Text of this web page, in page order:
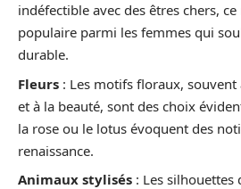
indéfectible avec des êtres chers,
populaire parmi les femmes qui
durable.
Fleurs : Les motifs floraux, souvent
et à la beauté, sont des choix
la rose ou le lotus évoquent des
renaissance.
Animaux stylisés : Les silhouettes